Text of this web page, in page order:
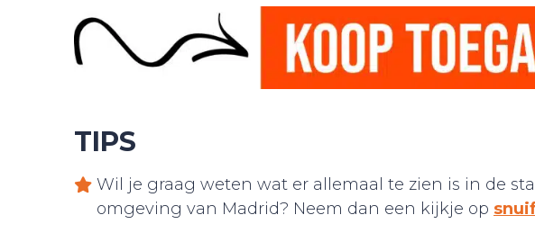
TIPS
Wil je graag weten wat er allemaal te zien is in de
omgeving van Madrid? Neem dan een kijkje op